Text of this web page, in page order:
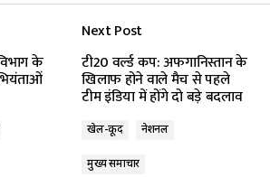
के
Next Post
टी20 वर्ल्ड कप: अफगानिस्तान के
खिलाफ होने वाले मैच से पहले
टीम इंडिया में होंगे दो बड़े बदलाव
खेल-कूद नेशनल
मुख्य समाचार